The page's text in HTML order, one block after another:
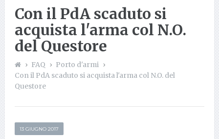
Con il PdA scaduto si
acquista l'arma col N.O.
del Questore
FAQ
Porto d'armi
Con il PdA scaduto si acquista l'arma col N.O. del
Questore
13 GIUGNO 2017